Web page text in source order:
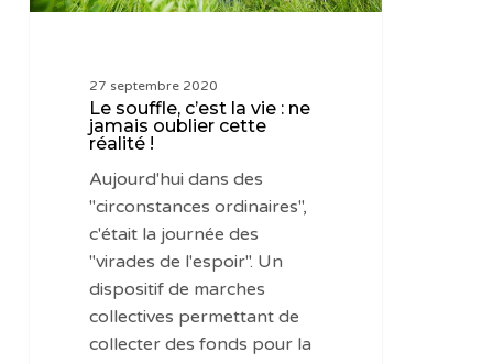
oublier
27 septembre 2020
Le souffle, c’est la vie : ne
jamais oublier cette
réalité !
Aujourd'hui dans des
"circonstances ordinaires",
c'était la journée des
"virades de l'espoir". Un
dispositif de marches
collectives permettant de
collecter des fonds pour la